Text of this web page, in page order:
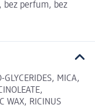
bez perfum, bez
GLYCERIDES, MICA,
WAX, RICINUS